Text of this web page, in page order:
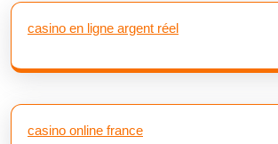
casino en ligne argent réel
casino online france